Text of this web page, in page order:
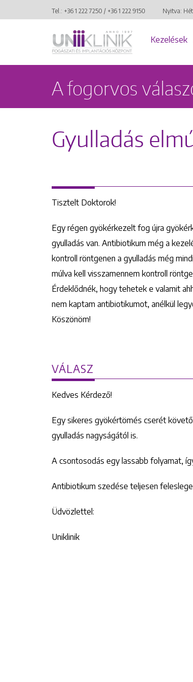
Tel.: +36 1 222 7250 / +36 1 222 9150 Nyitva:
Kezelések
A fogorvos
Gyulladás
Tisztelt Doktorok!
Egy régen gyökérkezelt fog újra
gyulladás van. Antibiotikum még a
kontroll röntgenen a gyulladás még
múlva kell visszamennem kontroll
Érdeklődnék, hogy tehetek e valamit
nem kaptam antibiotikumot, anélkül
Köszönöm!
VÁLASZ
Kedves Kérdező!
Egy sikeres gyökértömés cserét
gyulladás nagyságától is.
A csontosodás egy lassabb folyamat,
Antibiotikum szedése teljesen
Üdvözlettel:
Uniklinik